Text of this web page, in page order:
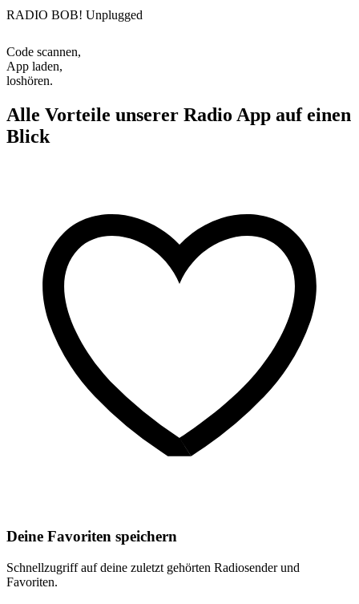
RADIO BOB! Unplugged
Code scannen,
App laden,
loshören.
Alle Vorteile unserer Radio App auf einen
Blick
Deine Favoriten speichern
Schnellzugriff auf deine zuletzt gehörten Radiosender und
Favoriten.